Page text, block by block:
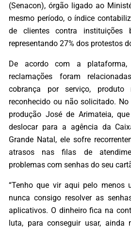
(Senacon), órgão ligado ao
mesmo período, o índice
de clientes contra instituições
representando 27% dos protestos
De acordo com a
reclamações foram
cobrança por serviço, produto
reconhecido ou não solicitado.
produção José de Arimateia,
deslocar para a agência da
Grande Natal, ele sofre
atrasos nas filas de
problemas com senhas do seu
“Tenho que vir aqui pelo menos
nunca consigo resolver as
aplicativos. O dinheiro fica na
luta, para conseguir usar, ainda